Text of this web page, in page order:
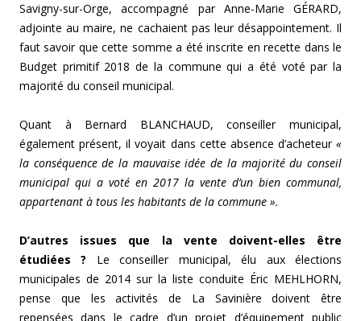
Savigny-sur-Orge, accompagné par Anne-Marie GÉRARD,
adjointe au maire, ne cachaient pas leur désappointement. Il
faut savoir que cette somme a été inscrite en recette dans le
Budget primitif 2018 de la commune qui a été voté par la
majorité du conseil municipal.
Quant à Bernard BLANCHAUD, conseiller municipal,
également présent, il voyait dans cette absence d’acheteur «
la conséquence de la mauvaise idée de la majorité du conseil
municipal qui a voté en 2017 la vente d’un bien communal,
appartenant à tous les habitants de la commune ».
D’autres issues que la vente doivent-elles être
étudiées ? Le conseiller municipal, élu aux élections
municipales de 2014 sur la liste conduite Éric MEHLHORN,
pense que les activités de La Savinière doivent être
repensées dans le cadre d’un projet d’équipement public